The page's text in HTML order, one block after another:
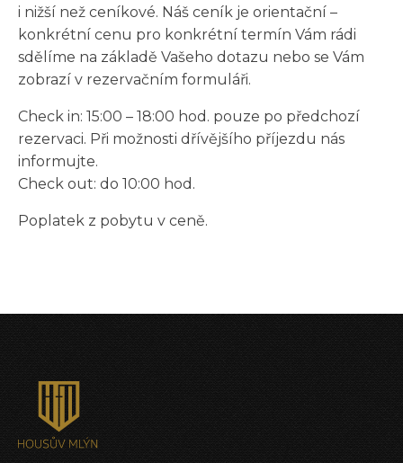
i nižší než ceníkové. Náš ceník je orientační –
konkrétní cenu pro konkrétní termín Vám rádi
sdělíme na základě Vašeho dotazu nebo se Vám
zobrazí v rezervačním formuláři.
Check in: 15:00 – 18:00 hod. pouze po předchozí
rezervaci. Při možnosti dřívějšího příjezdu nás
informujte.
Check out: do 10:00 hod.
Poplatek z pobytu v ceně.